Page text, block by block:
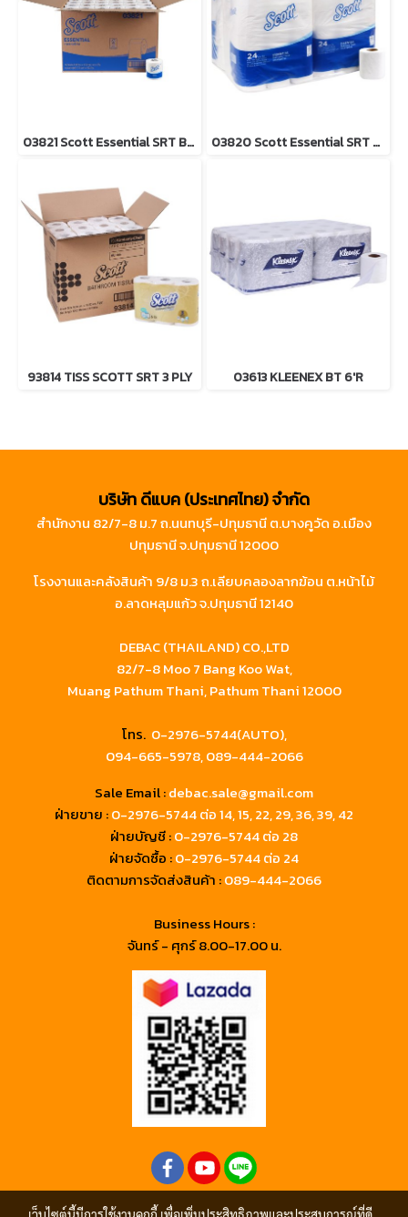
03821 Scott Essential SRT Bath Tissue 2-Ply 1’R 03820 Scott Essential SRT Bath Tissue 2-Ply 24’R
93814 TISS SCOTT SRT 3 PLY 03613 KLEENEX BT 6'R
บริษัท ดีแบค (ประเทศไทย) จำกัด
สำนักงาน 82/7-8 ม.7 ถ.นนทบุรี-ปทุมธานี ต.บางคูวัด อ.เมือง
ปทุมธานี จ.ปทุมธานี 12000
โรงงานและคลังสินค้า 9/8 ม.3 ถ.เลียบคลองลากฆ้อน ต.หน้าไม้
อ.ลาดหลุมแก้ว จ.ปทุมธานี 12140
DEBAC (THAILAND) CO.,LTD
82/7-8 Moo 7 Bang Koo Wat,
Muang Pathum Thani, Pathum Thani 12000
โทร. 0-2976-5744(AUTO),
094-665-5978,089-444-2066
Sale Email :debac.sale@gmail.com
ฝ่ายขาย :0-2976-5744ต่อ 14, 15, 22, 29, 36, 39, 42
ฝ่ายบัญชี :0-2976-5744 ต่อ 28
ฝ่ายจัดซื้อ :0-2976-5744 ต่อ 24
ติดตามการจัดส่งสินค้า :089-444-2066
Business Hours :
จันทร์ - ศุกร์ 8.00-17.00 น.